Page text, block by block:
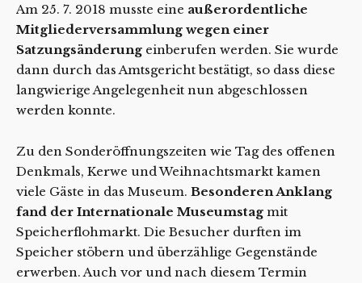
Am 25. 7. 2018 musste eine außerordentliche
Mitgliederversammlung wegen einer
Satzungsänderung einberufen werden. Sie wurde
dann durch das Amtsgericht bestätigt, so dass diese
langwierige Angelegenheit nun abgeschlossen
werden konnte.
Zu den Sonderöffnungszeiten wie Tag des offenen
Denkmals, Kerwe und Weihnachtsmarkt kamen
viele Gäste in das Museum. Besonderen Anklang
fand der Internationale Museumstag mit
Speicherflohmarkt. Die Besucher durften im
Speicher stöbern und überzählige Gegenstände
erwerben. Auch vor und nach diesem Termin